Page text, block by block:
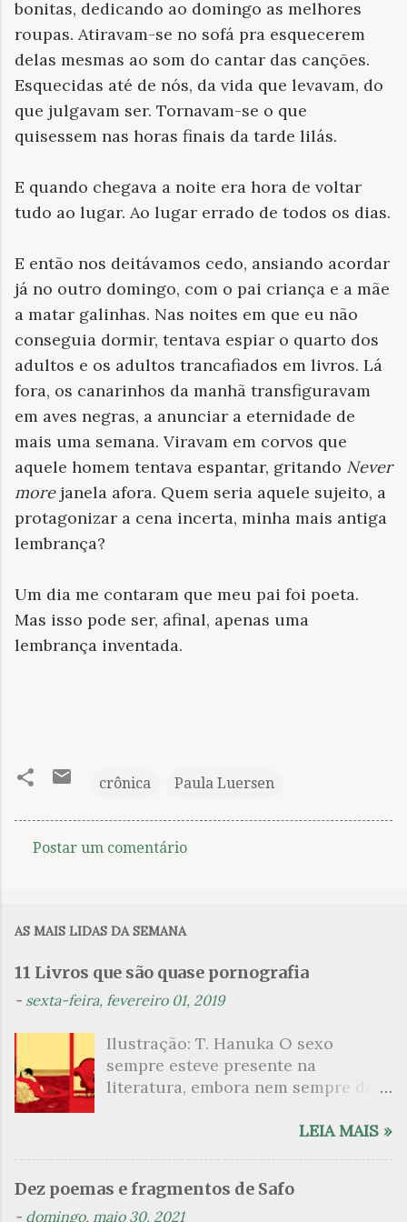
bonitas, dedicando ao domingo as melhores
roupas. Atiravam-se no sofá pra esquecerem
delas mesmas ao som do cantar das canções.
Esquecidas até de nós, da vida que levavam, do
que julgavam ser. Tornavam-se o que
quisessem nas horas finais da tarde lilás.
E quando chegava a noite era hora de voltar
tudo ao lugar. Ao lugar errado de todos os dias.
E então nos deitávamos cedo, ansiando acordar
já no outro domingo, com o pai criança e a mãe
a matar galinhas. Nas noites em que eu não
conseguia dormir, tentava espiar o quarto dos
adultos e os adultos trancafiados em livros. Lá
fora, os canarinhos da manhã transfiguravam
em aves negras, a anunciar a eternidade de
mais uma semana. Viravam em corvos que
aquele homem tentava espantar, gritando Never
morejanela afora. Quem seria aquele sujeito, a
protagonizar a cena incerta, minha mais antiga
lembrança?
Um dia me contaram que meu pai foi poeta.
Mas isso pode ser, afinal, apenas uma
lembrança inventada.
crônica Paula Luersen
n
t
i
o
Postar um comentário
AS MAIS LIDAS DA SEMANA
11 Livros que são quase pornografia
- sexta-feira, fevereiro 01, 2019
Ilustração: T. Hanuka O sexo
sempre esteve presente na
literatura, embora nem sempre de
que mergulharam em sua própria
psicanalítico e findaram por revelar
LEIA MAIS »
Dez poemas e fragmentos de Safo
- domingo, maio 30, 2021